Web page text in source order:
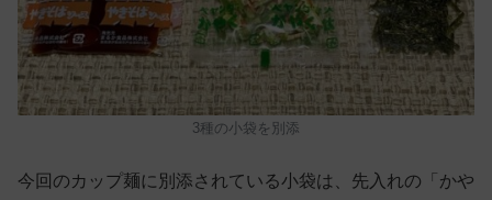
3種の小袋を別添
今回のカップ麺に別添されている小袋は、先入れの「かや